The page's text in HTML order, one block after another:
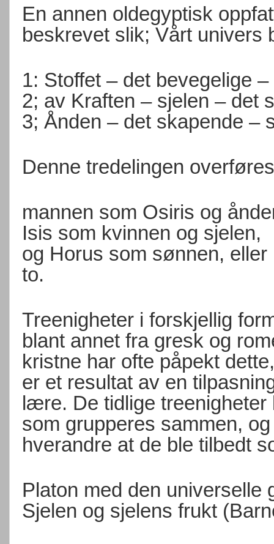
En annen oldegyptisk
beskrevet slik; Vårt univers
1: Stoffet – det bevegelige
2; av Kraften – sjelen – det
3; Ånden – det skapende –
Denne tredelingen
mannen som Osiris og
Isis som kvinnen og sjelen,
og Horus som sønnen,
to.
Treenigheter i forskjellig
blant annet fra gresk og
kristne har ofte påpekt
er et resultat av en
lære. De tidlige
som grupperes sammen,
hverandre at de ble tilbedt
Platon med den universelle
Sjelen og sjelens frukt